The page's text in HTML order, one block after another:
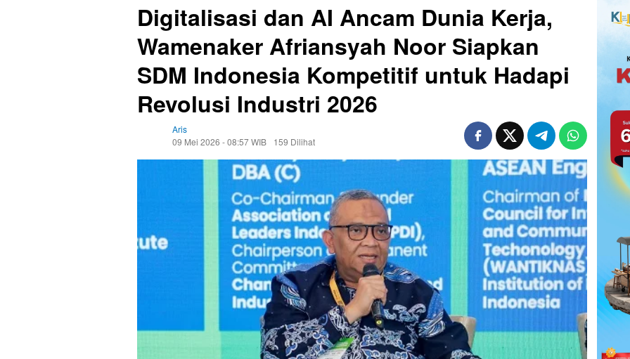
Digitalisasi dan AI Ancam Dunia Kerja,
Wamenaker Afriansyah Noor Siapkan
SDM Indonesia Kompetitif untuk Hadapi
Revolusi Industri 2026
Aris
09 Mei 2026 - 08:57 WIB
159 Dilihat